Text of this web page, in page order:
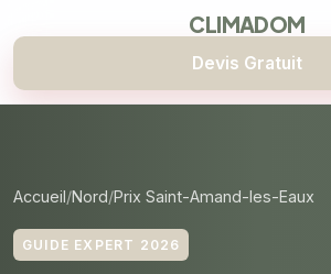
CLIMADOM
Devis Gratuit
Accueil Nord Prix Saint-Amand-les-Eaux
GUIDE EXPERT 2026